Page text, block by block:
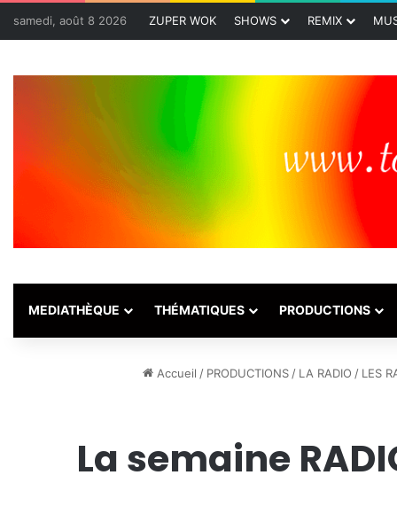
samedi, août 8 2026 ZUPER WOK SHOWS REMIX
MEDIATHÈQUE THÉMATIQUES PRODUCTIONS
Accueil / PRODUCTIONS / LA RADIO / LES
La semaine